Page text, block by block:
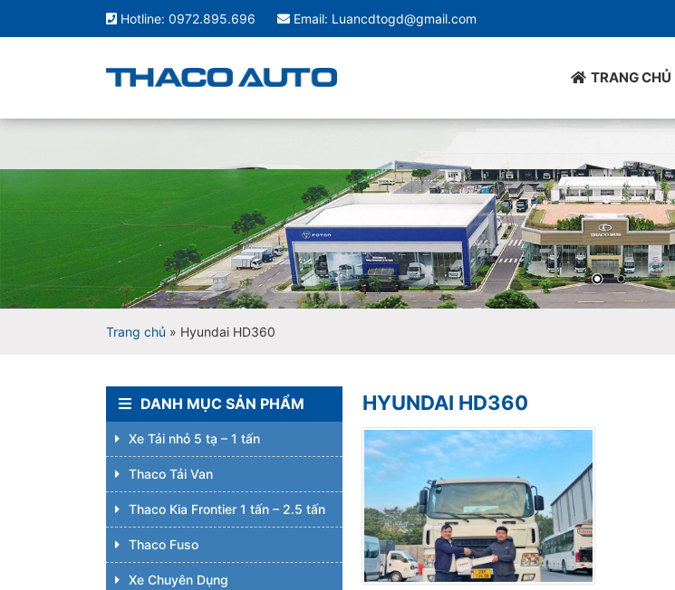
Hotline: 0972.895.696 Email: Luancdtogd@gmail.com
TRANG CHỦ
Trang chủ » Hyundai HD360
HYUNDAI HD360
DANH MỤC SẢN PHẨM
Xe Tải nhỏ 5 tạ – 1 tấn
Thaco Tải Van
Thaco Kia Frontier 1 tấn – 2.5 tấn
Thaco Fuso
Xe Chuyên Dụng